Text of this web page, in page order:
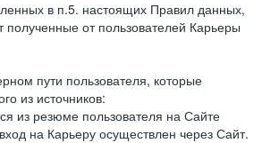
в п.5. настоящих Правил данных,
полученные от пользователей Карьеры
пути пользователя, которые
из источников:
из резюме пользователя на Сайте
на Карьеру осуществлен через Сайт.